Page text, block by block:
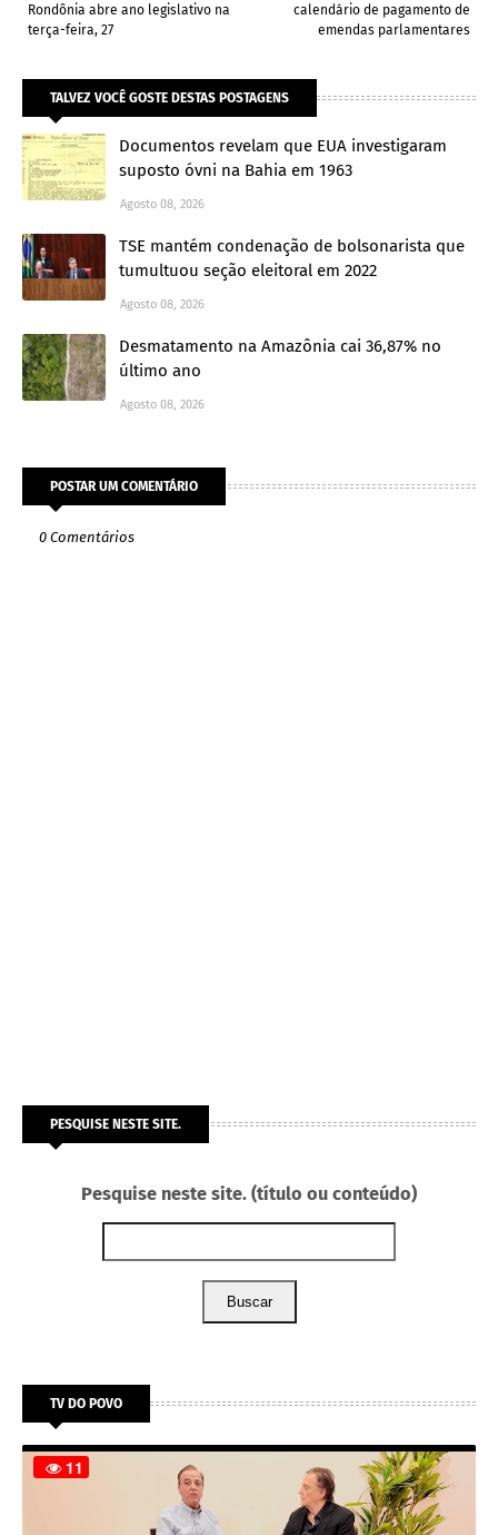
calendário de pagamento de
emendas parlamentares
Rondônia abre ano legislativo na
terça-feira, 27
TALVEZ VOCÊ GOSTE DESTAS POSTAGENS
Documentos revelam que EUA investigaram
suposto óvni na Bahia em 1963
Agosto 08, 2026
TSE mantém condenação de bolsonarista que
tumultuou seção eleitoral em 2022
Agosto 08, 2026
Desmatamento na Amazônia cai 36,87% no
último ano
Agosto 08, 2026
POSTAR UM COMENTÁRIO
0 Comentários
PESQUISE NESTE SITE.
Pesquise neste site. (título ou conteúdo)
Buscar
TV DO POVO